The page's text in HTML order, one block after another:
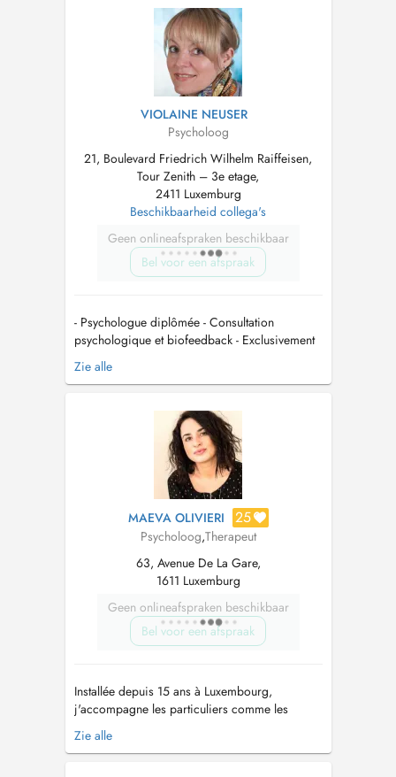
Ofsprooch - Keng gläichzäiteg Behandlung vu
Familljememberen - Keng Noutfall- od...
VIOLAINE NEUSER
Psycholoog
21, Boulevard Friedrich Wilhelm Raiffeisen,
Tour Zenith – 3e etage,
2411 Luxemburg
Beschikbaarheid collega's
Geen onlineafspraken beschikbaar
Bel voor een afspraak
- Psychologue diplômée - Consultation
psychologique et biofeedback - Exclusivement
pour personnes adultes (> 18 ans) -
Uniquement sur rendez-vous - Honoraire: 120 /
Zenith-3ième étage 21, Boulevard F.W.
Raiffeisen L-2411 Luxembourg Cloche d'Or
Zie alle
MAEVA OLIVIERI 25
Psycholoog,Therapeut
63, Avenue De La Gare,
1611 Luxemburg
Geen onlineafspraken beschikbaar
Bel voor een afspraak
Installée depuis 15 ans à Luxembourg,
j'accompagne les particuliers comme les
professionnels dans leur développement, vers
la libération, le changement et le mieux-être.
Zie alle